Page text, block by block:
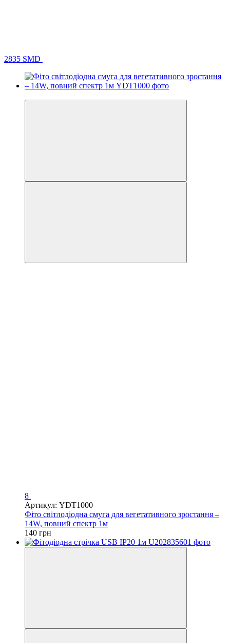
2835 SMD
8
Артикул: YDT1000
Фіто світлодіодна смуга для вегетативного зростання –
14W, повний спектр 1м
140 грн